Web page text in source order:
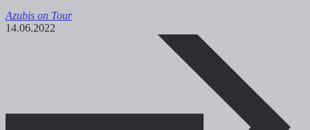
Azubis on Tour
14.06.2022